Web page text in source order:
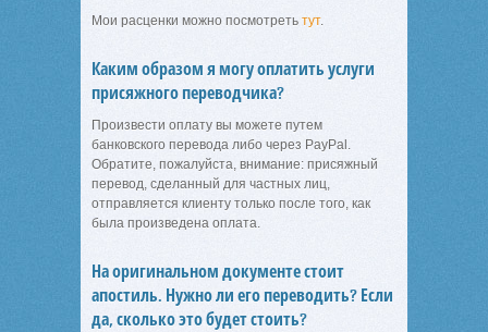
Мои расценки можно посмотреть тут.
Каким образом я могу оплатить услуги
присяжного переводчика?
Произвести оплату вы можете путем
банковского перевода либо через PayPal.
Обратите, пожалуйста, внимание: присяжный
перевод, сделанный для частных лиц,
отправляется клиенту только после того, как
была произведена оплата.
На оригинальном документе стоит
апостиль. Нужно ли его переводить? Если
да, сколько это будет стоить?